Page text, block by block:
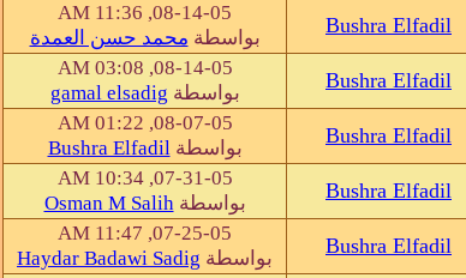
Bushra Elfadil
08-14-05, 11:36 AM
بواسطة محمد حسن العمدة
Bushra Elfadil
08-14-05, 03:08 AM
بواسطة gamal elsadig
Bushra Elfadil
08-07-05, 01:22 AM
بواسطةBushra Elfadil
Bushra Elfadil
07-31-05, 10:34 AM
بواسطةOsman M Salih
Bushra Elfadil
07-25-05, 11:47 AM
بواسطة Haydar Badawi Sadig